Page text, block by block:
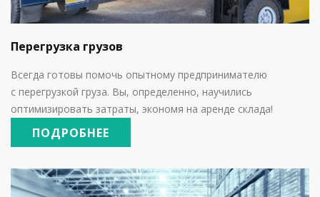
Перегрузка грузов
Всегда готовы помочь опытному предпринимателю
с перегрузкой груза. Вы, определенно, научились
оптимизировать затраты, экономя на аренде склада!
ПОДРОБНЕЕ